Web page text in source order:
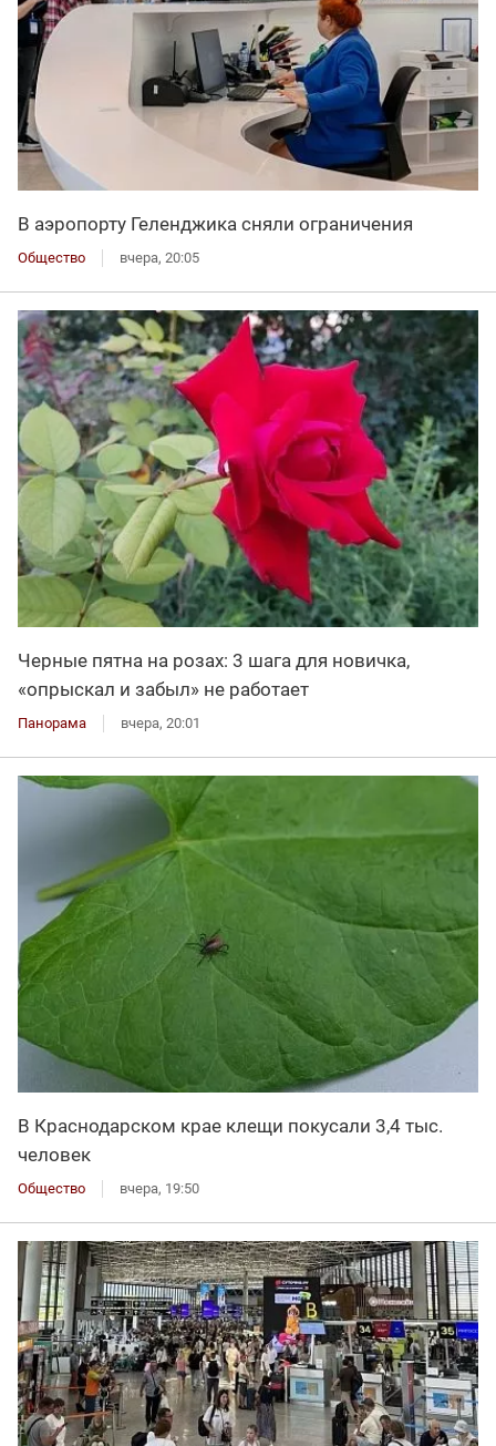
В аэропорту Геленджика сняли ограничения
Общество вчера, 20:05
Черные пятна на розах: 3 шага для новичка,
«опрыскал и забыл» не работает
Панорама вчера, 20:01
В Краснодарском крае клещи покусали 3,4 тыс.
человек
Общество вчера, 19:50